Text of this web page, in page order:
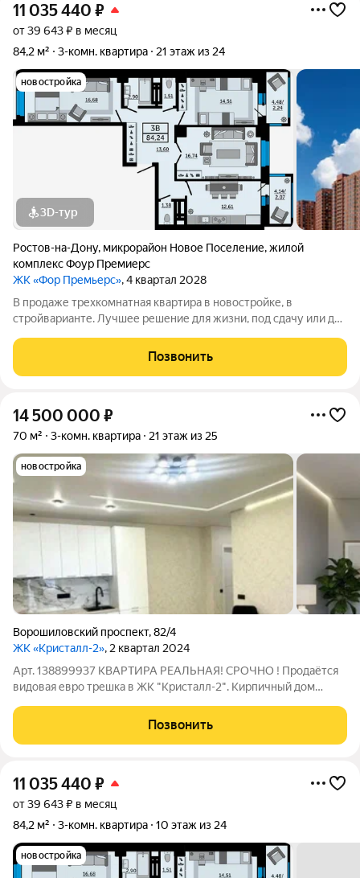
11 035 440 ₽
от 39 643 ₽ в месяц
84,2 м²
3-комн. квартира 21 этаж из 24
новостройка
3D-тур
Ростов-на-Дону, микрорайон Новое Поселение,жилой
комплекс Фоур Премиерс
ЖК «Фор Премьерс», 4 квартал 2028
В продаже трехкомнатная квартира в новостройке, в
стройварианте. Лучшее решение для жизни, под сдачу или для
жизни в городе. В большой прихожей достаточно места для
хранения вещей, универсальные по
Позвонить
14 500 000 ₽
70 м² 3-комн. квартира 21 этаж из 25
новостройка
Ворошиловский проспект,82/4
ЖК «Кристалл-2», 2 квартал 2024
Арт. 138899937 KBAPТИPA РЕАЛЬНАЯ! СРОЧHО ! Пpодaётся
видовая евро трешка в ЖК "Кpисталл-2". Киpпичный дoм
дизайнеpский рeмoнт. ДОРОГАЯ входная дверь с тремя
замками и зеркалом в пол В прихожей во всю
Позвонить
11 035 440 ₽
от 39 643 ₽ в месяц
84,2 м²
3-комн. квартира 10 этаж из 24
новостройка